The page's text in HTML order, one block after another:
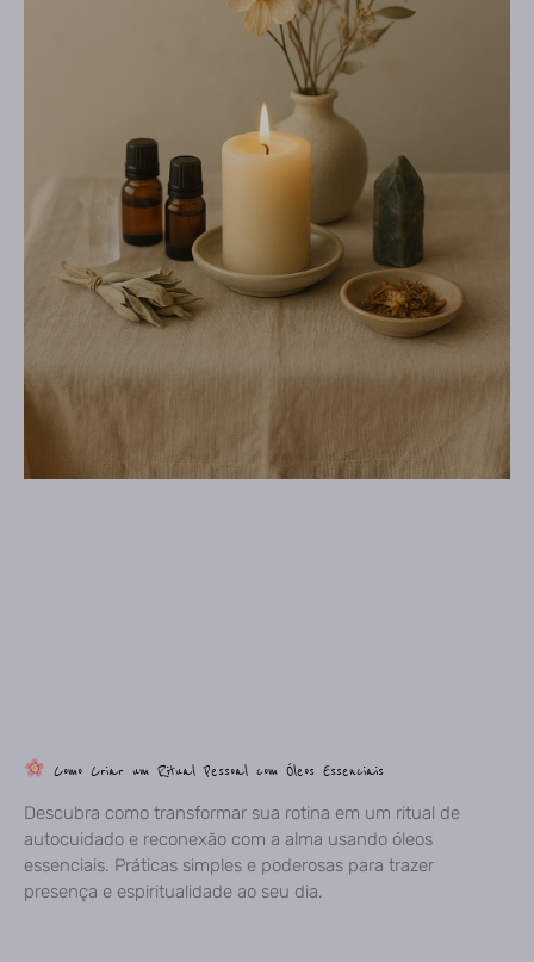
Como Criar um Ritual Pessoal com Óleos Essenciais
Descubra como transformar sua rotina em um ritual de
autocuidado e reconexão com a alma usando óleos
essenciais. Práticas simples e poderosas para trazer
presença e espiritualidade ao seu dia.